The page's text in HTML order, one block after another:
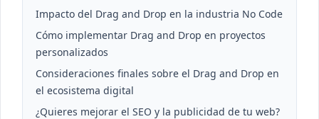
Impacto del Drag and Drop en la industria No Code
Cómo implementar Drag and Drop en proyectos
personalizados
Consideraciones finales sobre el Drag and Drop en
el ecosistema digital
¿Quieres mejorar el SEO y la publicidad de tu web?